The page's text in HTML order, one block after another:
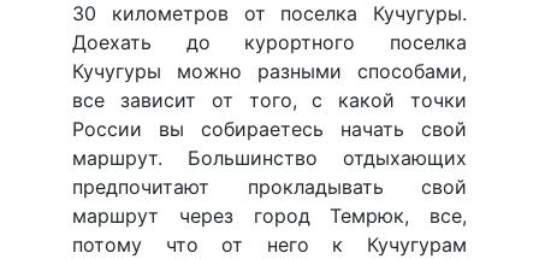
30 километров от поселка Кучугуры.
Доехать до курортного поселка
Кучугуры можно разными способами,
все зависит от того, с какой точки
России вы собираетесь начать свой
маршрут. Большинство отдыхающих
предпочитают прокладывать свой
маршрут через город Темрюк, все,
потому что от него к Кучугурам